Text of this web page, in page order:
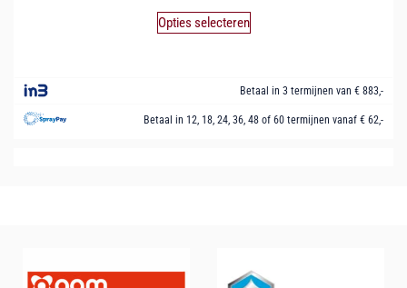
Opties selecteren
Betaal in 3 termijnen van € 883,-
Betaal in 12, 18, 24, 36, 48 of 60 termijnen vanaf € 62,-